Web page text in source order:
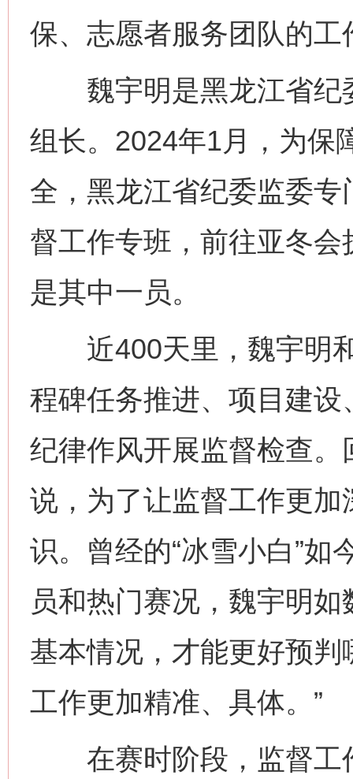
保、志愿者服务团队的
魏宇明是黑龙江省纪
组长。2024年1月，为保
全，黑龙江省纪委监委
督工作专班，前往亚冬
是其中一员。
近400天里，魏宇明和
程碑任务推进、项目建
纪律作风开展监督检查
说，为了让监督工作更
识。曾经的“冰雪小白”如
员和热门赛况，魏宇明
基本情况，才能更好预
工作更加精准、具体。”
在赛时阶段，监督工